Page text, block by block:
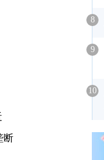
断
8
9
10